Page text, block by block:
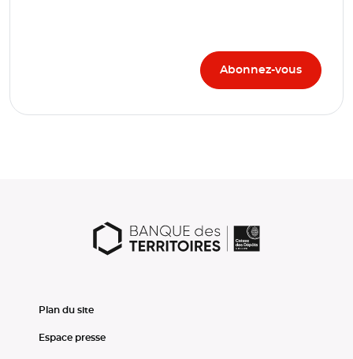
Plan du site
Espace presse